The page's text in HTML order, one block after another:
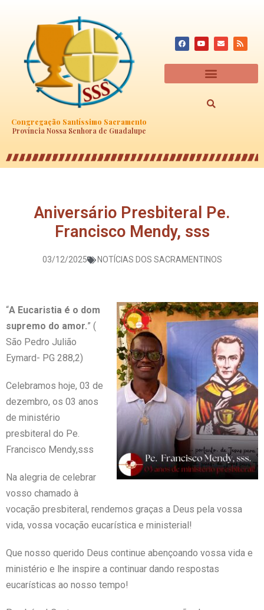
Congregação Santíssimo Sacramento
Província Nossa Senhora de Guadalupe
Aniversário Presbiteral Pe.
Francisco Mendy, sss
03/12/2025 NOTÍCIAS DOS SACRAMENTINOS
“A Eucaristia é o dom
supremo do amor.” (
São Pedro Julião
Eymard- PG 288,2)
Celebramos hoje, 03 de
dezembro, os 03 anos
de ministério
presbiteral do Pe.
Francisco Mendy,sss
Na alegria de celebrar
vosso chamado à
vocação presbiteral, rendemos graças a Deus pela vossa
vida, vossa vocação eucarística e ministerial!
Que nosso querido Deus continue abençoando vossa vida e
ministério e lhe inspire a continuar dando respostas
eucarísticas ao nosso tempo!